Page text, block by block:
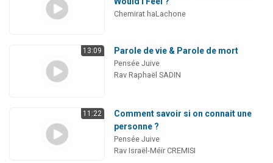
Chemirat haLachone
13:09 Parole de vie & Parole de mort
Pensée Juive
Rav Raphaël SADIN
11:22
Comment savoir si on connait une
personne ?
Pensée Juive
Rav Israël-Méïr CREMISI